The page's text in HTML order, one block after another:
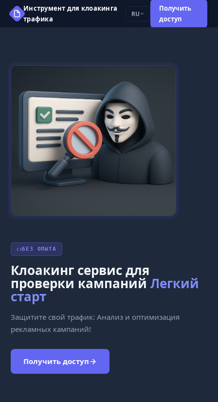
Инструмент для клоакинга
трафика
RU
Получить
доступ
БЕЗ ОПЫТА
Клоакинг сервис для
проверки кампаний Легкий
старт
Защитите свой трафик: Анализ и оптимизация
рекламных кампаний!
Получить доступ